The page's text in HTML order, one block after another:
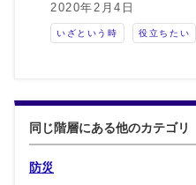
2020年2月4日
いざという時 役立ちたい
同じ階層にある他のカテゴリ
防災